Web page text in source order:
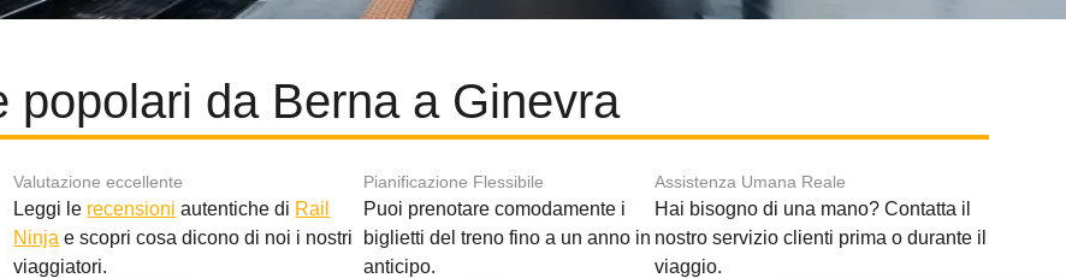
popolari da Berna a Ginevra
Valutazione eccellente
Leggi le recensioni autentiche di Rail
Ninja e scopri cosa dicono di noi i nostri
viaggiatori.
Pianificazione Flessibile
Puoi prenotare comodamente i
biglietti del treno fino a un anno in
anticipo.
Assistenza Umana Reale
Hai bisogno di una mano? Contatta il
nostro servizio clienti prima o durante il
viaggio.